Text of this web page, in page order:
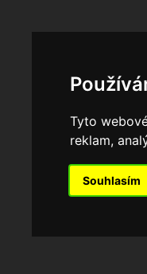
Tyto
reklam,
Souhlasím